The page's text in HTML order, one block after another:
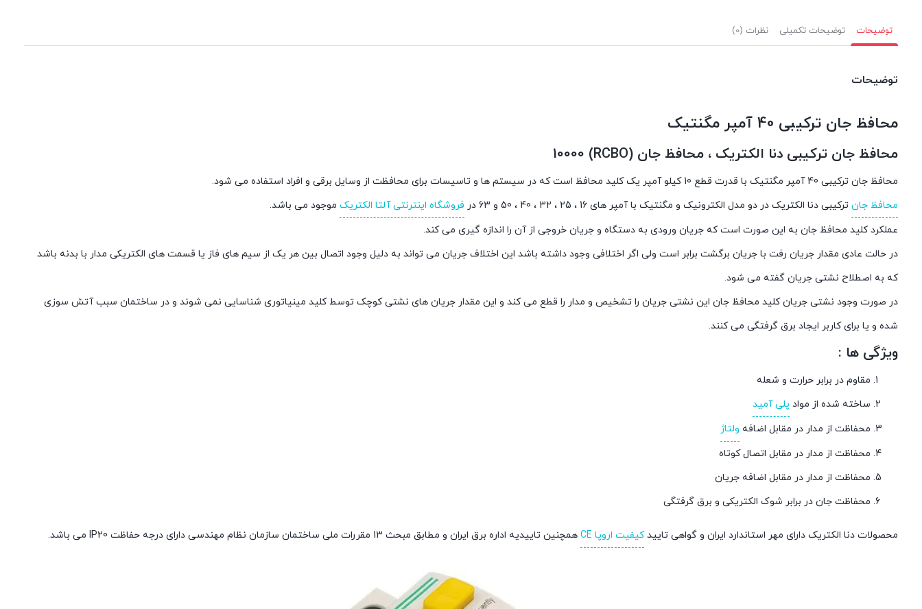
توضیحات توضیحات تکمیلی نظرات (0)
توضیحات
محافظ جان ترکیبی 40 آمپر مگنتیک
محافظ جان ترکیبی دنا الکتریک ، محافظ جان (RCBO) 10000
محافظ جان ترکیبی 40 آمپر مگنتیک با قدرت قطع 10 کیلو آمپر یک کلید محافظ است که در سیستم ها و تاسیسات برای محافظت از وسایل برقی و افراد استفاده می شود.
محافظ جان ترکیبی دنا الکتریک در دو مدل الکترونیک و مگنتیک با آمپر های 16 ، 25 ، 32 ، 40 ، 50 و 63 در فروشگاه اینترنتی آلتا الکتریک موجود می باشد.
عملکرد کلید محافظ جان به این صورت است که جریان ورودی به دستگاه و جریان خروجی از آن را اندازه گیری می کند.
در حالت عادی مقدار جریان رفت با جریان برگشت برابر است ولی اگر اختلافی وجود داشته باشد این اختلاف جریان می تواند به دلیل وجود اتصال بین هر یک از سیم های فاز یا قسمت های الکتریکی مدار با بدنه باشد
که به اصطلاح نشتی جریان گفته می شود.
در صورت وجود نشتی جریان کلید محافظ جان این نشتی جریان را تشخیص و مدار را قطع می کند و این مقدار جریان های نشتی کوچک توسط کلید مینیاتوری شناسایی نمی شوند و در ساختمان سبب آتش سوزی
شده و یا برای کاربر ایجاد برق گرفتگی می کنند.
ویژگی ها :
مقاوم در برابر حرارت و شعله
ساخته شده از مواد پلی آمید
محفاظت از مدار در مقابل اضافه ولتاژ
محفاظت از مدار در مقابل اتصال کوتاه
محفاظت از مدار در مقابل اضافه جریان
محفاظت جان در برابر شوک الکتریکی و برق گرفتگی
محصولات دنا الکتریک دارای مهر استاندارد ایران و گواهی تاییدکیفیت اروپا CE همچنین تاییدیه اداره برق ایران و مطابق مبحث 13 مقررات ملی ساختمان سازمان نظام مهندسی دارای درجه حفاظت IP20 می باشد.